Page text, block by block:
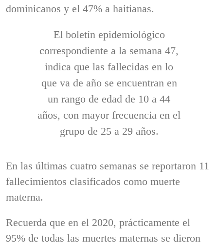
dominicanos y el 47% a haitianas.
El boletín epidemiológico
correspondiente a la semana 47,
indica que las fallecidas en lo
que va de año se encuentran en
un rango de edad de 10 a 44
años, con mayor frecuencia en el
grupo de 25 a 29 años.
En las últimas cuatro semanas se reportaron 11
fallecimientos clasificados como muerte
materna.
Recuerda que en el 2020, prácticamente el
95% de todas las muertes maternas se dieron